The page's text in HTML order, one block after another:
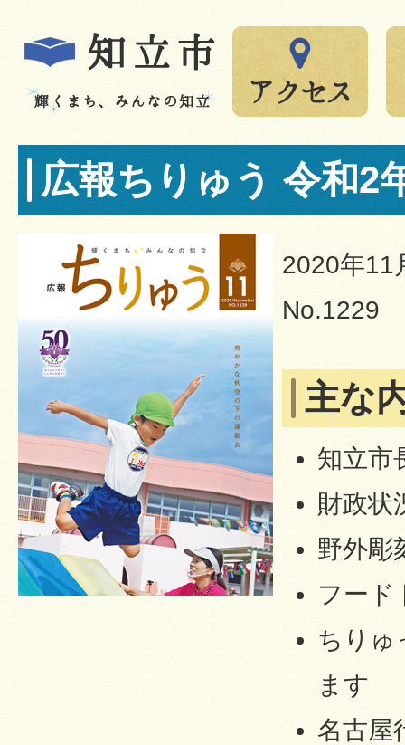
広報ちりゅう 令和2
2020年11
No.1229
主な
知立市
財政状
野外彫
フード
ちりゅ
ます
名古屋